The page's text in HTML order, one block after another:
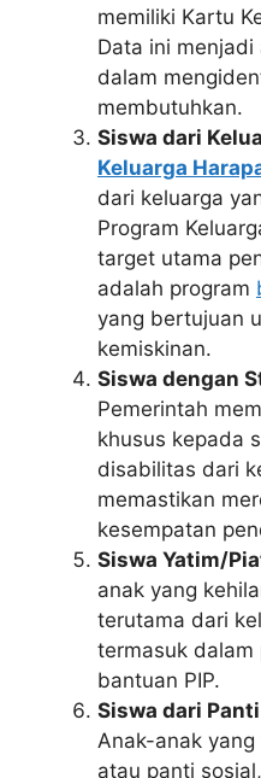
memiliki Kartu
Data ini
dalam
membutuhkan.
Siswa dari
Keluarga
dari keluarga
Program
target utama
adalah program
yang bertujuan
kemiskinan.
Siswa dengan
Pemerintah
khusus kepada
disabilitas dari
memastikan
kesempatan
Siswa Yatim/
anak yang
terutama dari
termasuk dalam
bantuan PIP.
Siswa dari
Anak-anak
atau panti